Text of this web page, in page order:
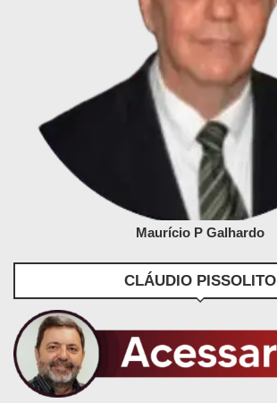
Maurício P Galhardo
CLÁUDIO PISSOLITO